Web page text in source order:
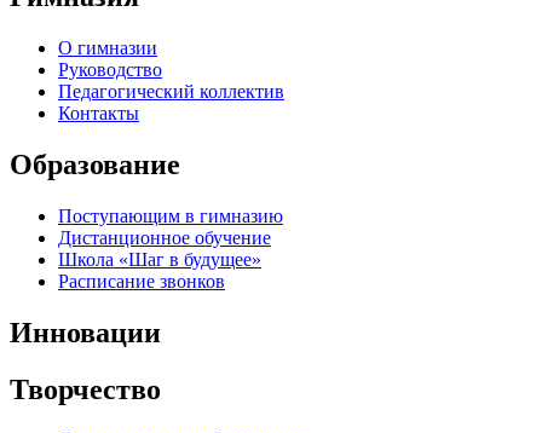
О гимназии
Руководство
Педагогический коллектив
Контакты
Образование
Поступающим в гимназию
Дистанционное обучение
Школа «Шаг в будущее»
Расписание звонков
Инновации
Творчество